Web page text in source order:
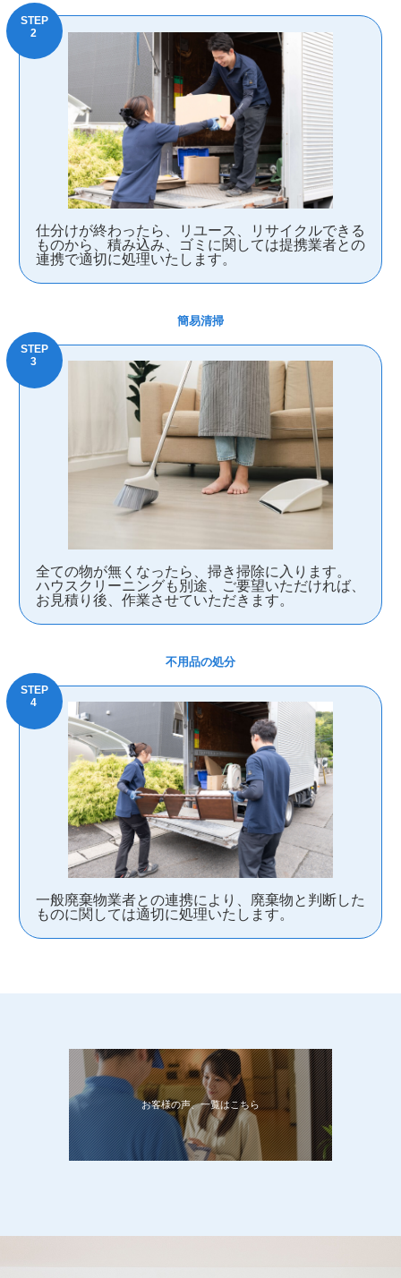
仕分けが終わったら、リユース、リサイクルできる
ものから、積み込み、ゴミに関しては提携業者との
連携で適切に処理いたします。
簡易清掃
全ての物が無くなったら、掃き掃除に入ります。
ハウスクリーニングも別途、ご要望いただければ、
お見積り後、作業させていただきます。
不用品の処分
一般廃棄物業者との連携により、廃棄物と判断した
ものに関しては適切に処理いたします。
お客様の声、一覧はこちら